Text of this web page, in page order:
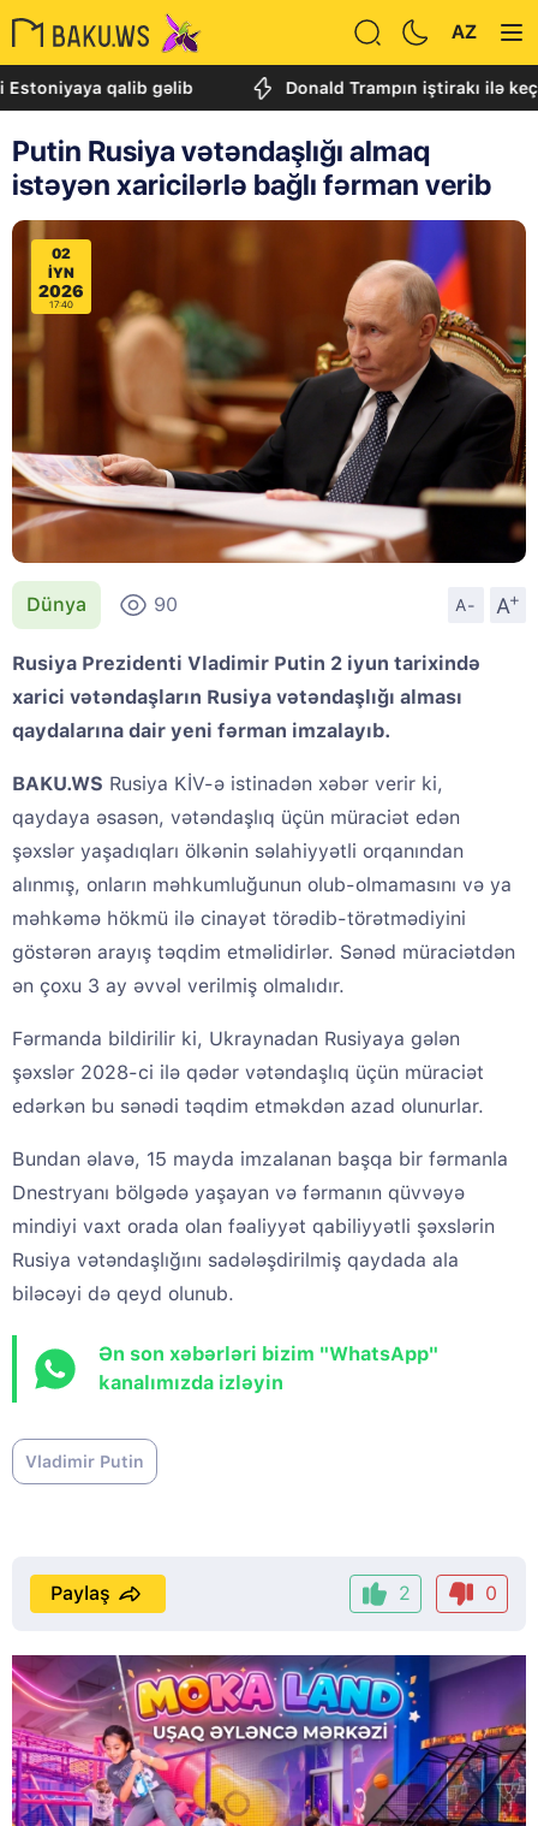
AZ
qalib gəlib Donald Trampın iştirakı ilə
Putin Rusiya vətəndaşlığı almaq
istəyən xaricilərlə bağlı fərman verib
02
IYN
2026
17:40
Dünya 90 A- A
+
Rusiya Prezidenti Vladimir Putin 2 iyun tarixində
xarici vətəndaşların Rusiya vətəndaşlığı alması
qaydalarına dair yeni fərman imzalayıb.
BAKU.WS Rusiya KİV-ə istinadən xəbər verir ki,
qaydaya əsasən, vətəndaşlıq üçün müraciət edən
şəxslər yaşadıqları ölkənin səlahiyyətli orqanından
alınmış, onların məhkumluğunun olub-olmamasını və ya
məhkəmə hökmü ilə cinayət törədib-törətmədiyini
göstərən arayış təqdim etməlidirlər. Sənəd müraciətdən
ən çoxu 3 ay əvvəl verilmiş olmalıdır.
Fərmanda bildirilir ki, Ukraynadan Rusiyaya gələn
şəxslər 2028-ci ilə qədər vətəndaşlıq üçün müraciət
edərkən bu sənədi təqdim etməkdən azad olunurlar.
Bundan əlavə, 15 mayda imzalanan başqa bir fərmanla
Dnestryanı bölgədə yaşayan və fərmanın qüvvəyə
mindiyi vaxt orada olan fəaliyyət qabiliyyətli şəxslərin
Rusiya vətəndaşlığını sadələşdirilmiş qaydada ala
biləcəyi də qeyd olunub.
Ən son xəbərləri bizim "WhatsApp"
kanalımızda izləyin
Vladimir Putin
2 0
Paylaş